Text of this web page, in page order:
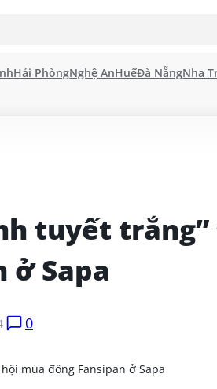
Hải PhòngNghệ AnHuếĐà NẵngNha
tuyết
ở Sapa
0